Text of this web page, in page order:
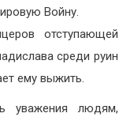
Войну.
отступающей
среди руин
ему выжить.
уважения людям,